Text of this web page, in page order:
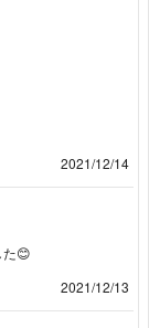
2021/12/14
た😊
2021/12/13